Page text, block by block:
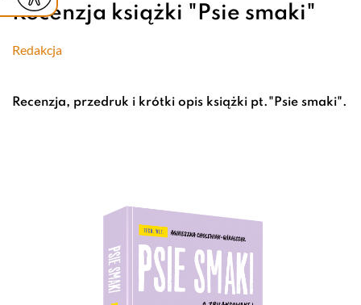
czcionka
Recenzja książki "Psie smaki"
Redakcja
Recenzja, przedruk i krótki opis książki pt."Psie smaki".